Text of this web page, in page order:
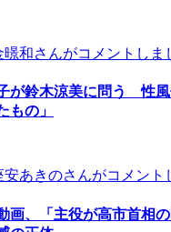
暻和さんがコメントしま
が鈴木涼美に問う 性
もの」
安あきのさんがコメント
画、「主役が高市首相